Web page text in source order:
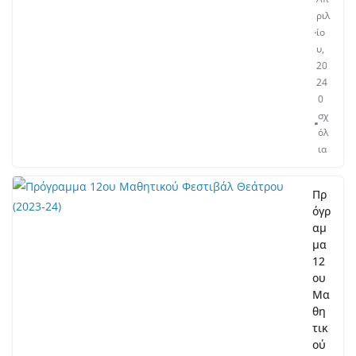
ριλ
ίο
υ,
20
24
0
σχ
όλ
ια
Πρ
όγρ
αμ
μα
12
ου
Μα
θη
τικ
ού